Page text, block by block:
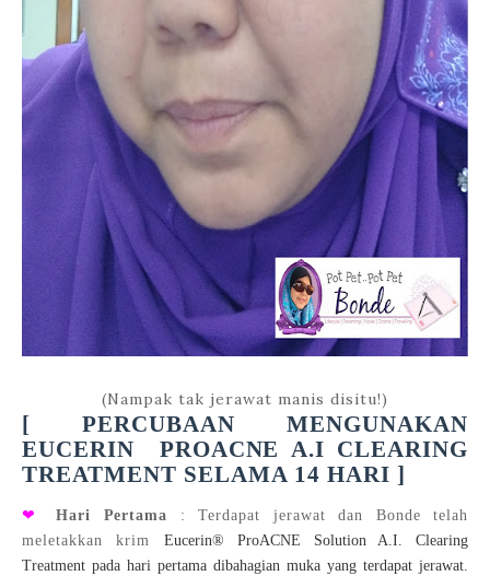
(Nampak tak jerawat manis disitu!)
[ PERCUBAAN MENGUNAKAN
EUCERIN
PROACNE A.I CLEARING
TREATMENT SELAMA 14 HARI ]
❤Hari Pertama : Terdapat jerawat dan Bonde telah
meletakkan krimEucerin® ProACNE Solution A.I. Clearing
Treatment pada hari pertama dibahagian muka yang terdapat jerawat.